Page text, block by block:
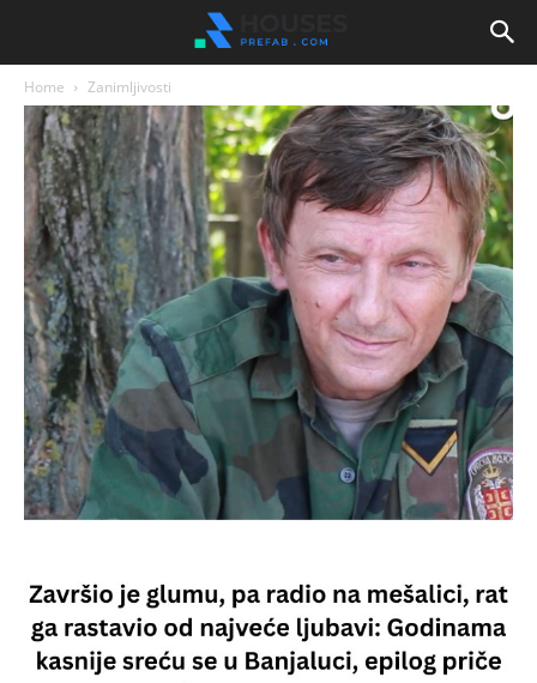
Home Zanimljivosti